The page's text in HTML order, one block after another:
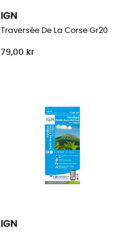
IGN
Traversée De La Corse Gr20
79,00 kr
IGN